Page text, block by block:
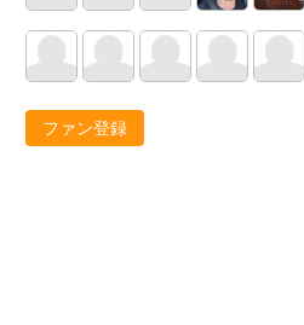
ファン登録